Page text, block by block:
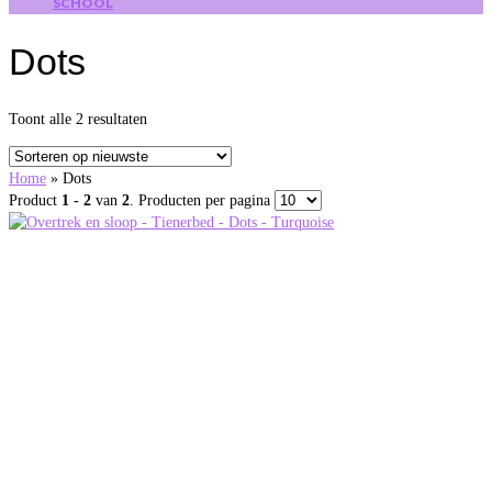
Dots
Toont alle 2 resultaten
nieuwste
Home » Dots
Product 1 - 2 van 2 . Producten per pagina